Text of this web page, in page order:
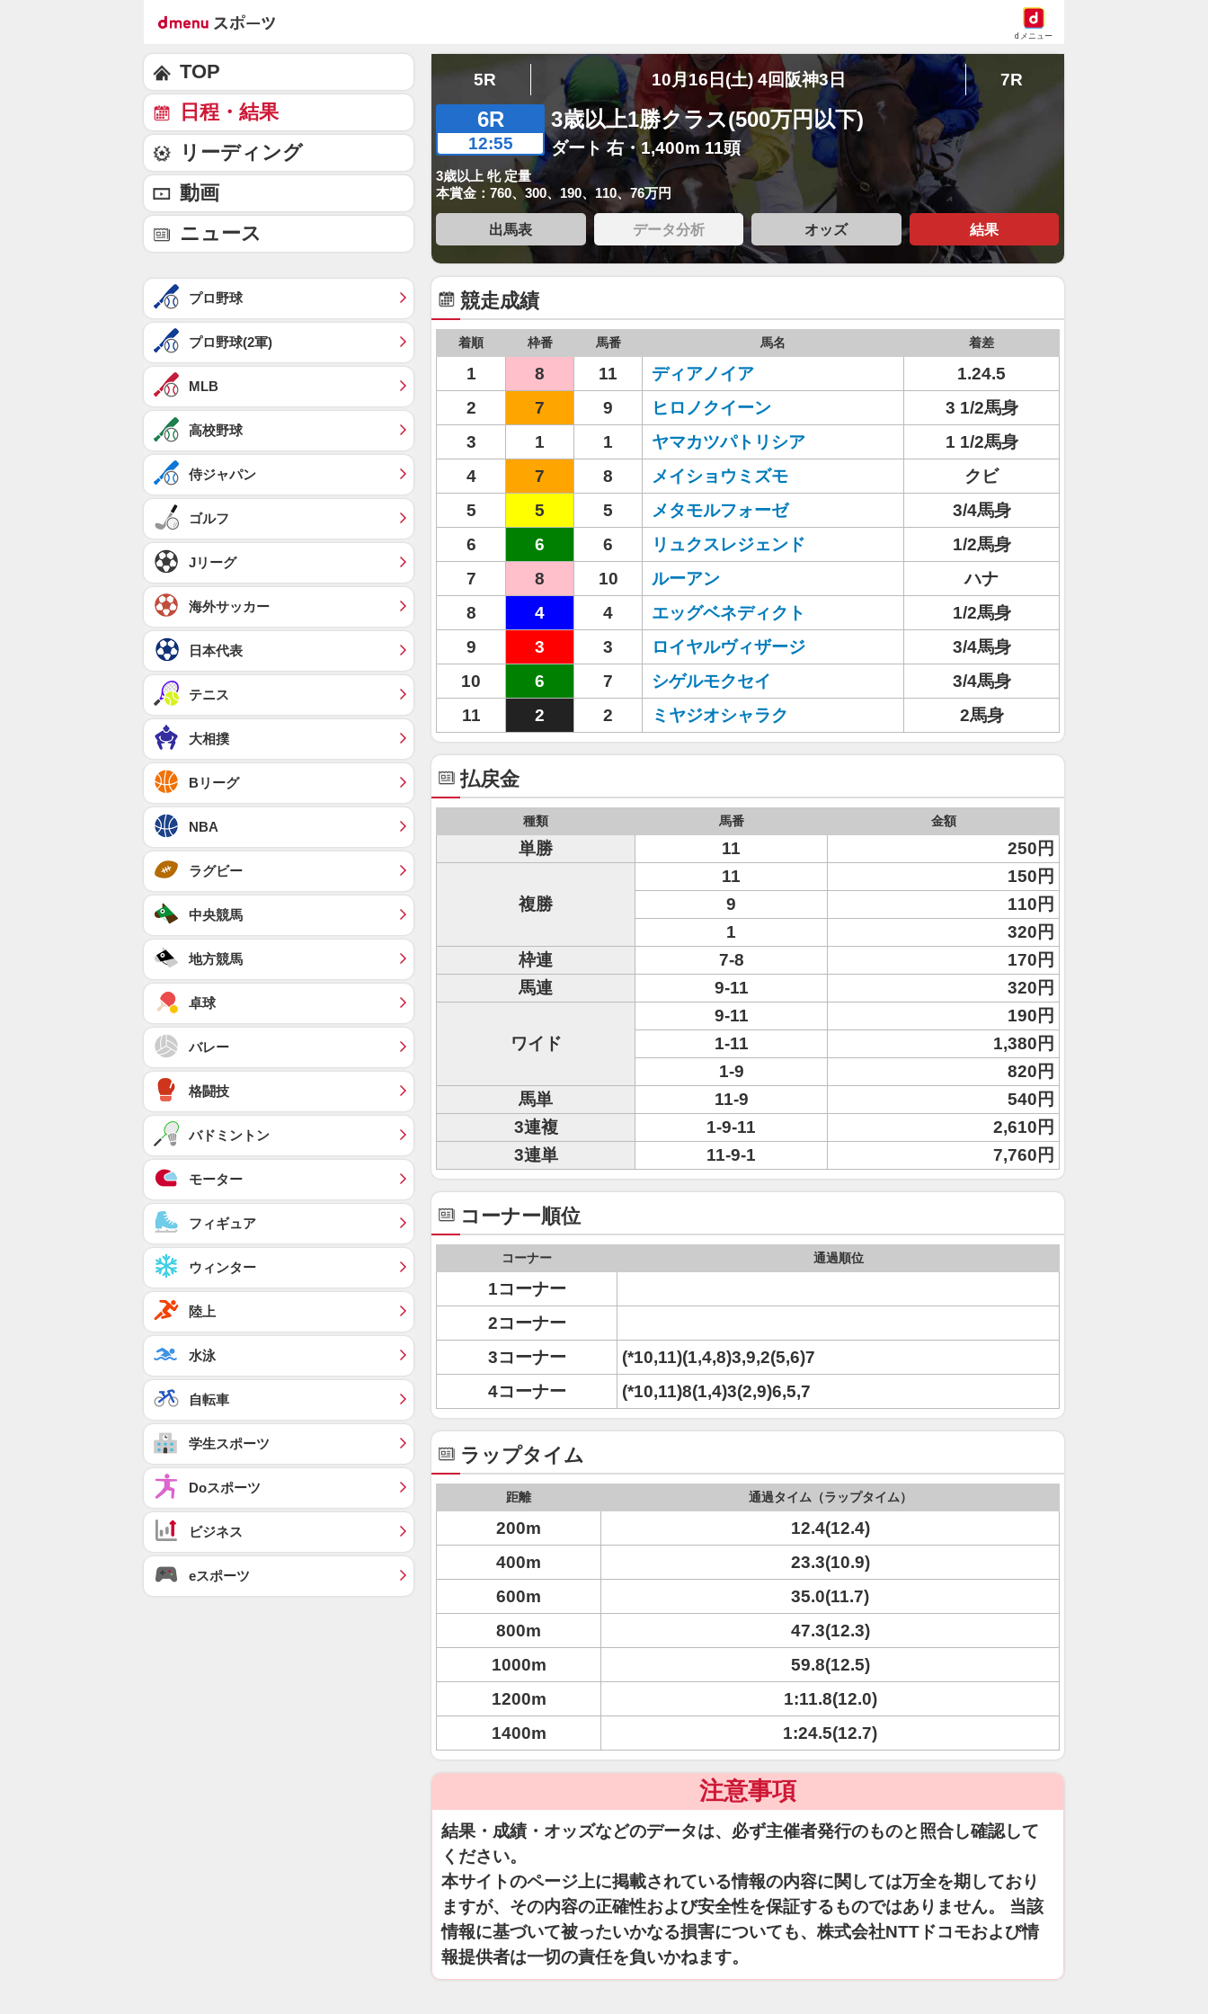
dメニュー
5R 10月16日(土) 4回阪神3日 7R
6R
12:55
3歳以上1勝クラス(500万円以下)
ダート 右・1,400m 11頭
3歳以上 牝 定量
本賞金：760、300、190、110、76万円
出馬表 データ分析 オッズ 結果
競走成績
着順 枠番 馬番 馬名 着差
1 8 11 ディアノイア
1.24.5
2
7 9 ヒロノクイーン
3 1/2馬身
3
1 1 ヤマカツパトリシア
1 1/2馬身
4
7 8 メイショウミズモ
クビ
5
5 5 メタモルフォーゼ
3/4馬身
6
6 6 リュクスレジェンド
1/2馬身
7
8 10 ルーアン
ハナ
8
4 4 エッグベネディクト
1/2馬身
9
3 3 ロイヤルヴィザージ
3/4馬身
10
6 7 シゲルモクセイ
3/4馬身
11
2 2 ミヤジオシャラク 2馬身
払戻金
種類 馬番 金額
単勝 11 250円
複勝
11
150円
9
110円
1
320円
枠連
7-8
170円
馬連
9-11 320円
ワイド
9-11
190円
1-11
1,380円
1-9
820円
馬単
11-9
540円
3連複
1-9-11
2,610円
3連単
11-9-1 7,760円
コーナー順位
コーナー 通過順位
1コーナー
2コーナー
3コーナー
(*10,11)(1,4,8)3,9,2(5,6)7
4コーナー
(*10,11)8(1,4)3(2,9)6,5,7
ラップタイム
距離 通過タイム（ラップタイム）
200m
12.4(12.4)
400m
23.3(10.9)
600m
35.0(11.7)
800m
47.3(12.3)
1000m
59.8(12.5)
1200m
1:11.8(12.0)
1400m
1:24.5(12.7)
注意事項
結果・成績・オッズなどのデータは、必ず主催者発行のものと照合し確認して
ください。
本サイトのページ上に掲載されている情報の内容に関しては万全を期しており
ますが、その内容の正確性および安全性を保証するものではありません。 当該
情報に基づいて被ったいかなる損害についても、株式会社NTTドコモおよび情
報提供者は一切の責任を負いかねます。
TOP
日程・結果
リーディング
動画
ニュース
プロ野球
プロ野球(2軍)
MLB
高校野球
侍ジャパン
ゴルフ
Jリーグ
海外サッカー
日本代表
テニス
大相撲
Bリーグ
NBA
ラグビー
中央競馬
地方競馬
卓球
バレー
格闘技
バドミントン
モーター
フィギュア
ウィンター
陸上
水泳
自転車
学生スポーツ
Doスポーツ
ビジネス
eスポーツ